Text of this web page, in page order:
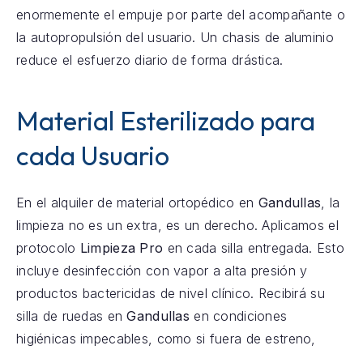
enormemente el empuje por parte del acompañante o
la autopropulsión del usuario. Un chasis de aluminio
reduce el esfuerzo diario de forma drástica.
Material Esterilizado para
cada Usuario
En el alquiler de material ortopédico en Gandullas, la
limpieza no es un extra, es un derecho. Aplicamos el
protocolo Limpieza Pro en cada silla entregada. Esto
incluye desinfección con vapor a alta presión y
productos bactericidas de nivel clínico. Recibirá su
silla de ruedas enGandullas en condiciones
higiénicas impecables, como si fuera de estreno,